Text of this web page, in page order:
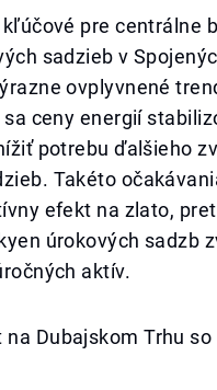
pre centrálne
sadzieb v
ovplyvnené
ceny energií
potrebu ďalšieho
Takéto
efekt na zlato,
úrokových sadzb
aktív.
na Dubajskom Trhu so